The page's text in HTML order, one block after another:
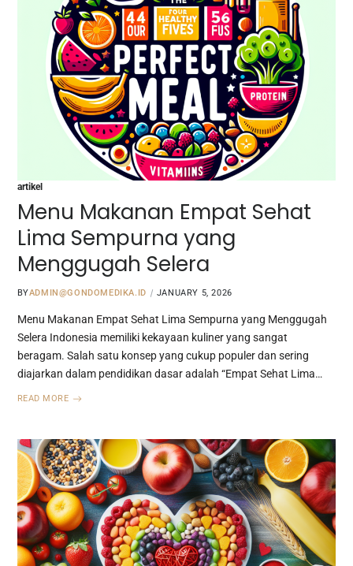
artikel
Menu Makanan Empat Sehat
Lima Sempurna yang
Menggugah Selera
BYADMIN@GONDOMEDIKA.ID JANUARY 5, 2026
Menu Makanan Empat Sehat Lima Sempurna yang Menggugah
Selera Indonesia memiliki kekayaan kuliner yang sangat
beragam. Salah satu konsep yang cukup populer dan sering
diajarkan dalam pendidikan dasar adalah “Empat Sehat Lima…
READ MORE